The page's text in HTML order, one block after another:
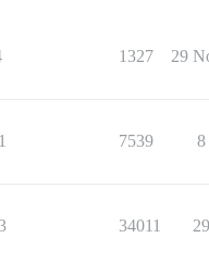
1327 29
7539 8
34011